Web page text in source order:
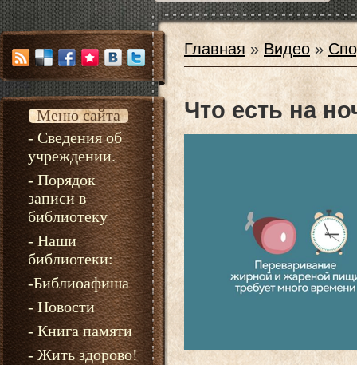
Меню сайта
- Сведения об
учреждении.
- Порядок
записи в
библиотеку
- Наши
библиотеки:
-Библиоафиша
- Новости
- Книга памяти
- Жить здорово!
Главная »Видео »
Что есть на